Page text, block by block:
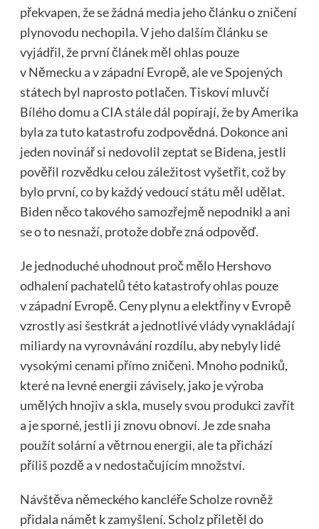
překvapen, že se žádná media jeho článku o zničení
plynovodu nechopila.V jeho dalšímčlánku se
vyjádřil, že první článek měl ohlas pouze
v Německu a v západní Evropě, ale ve Spojených
státech byl naprosto potlačen. Tiskoví mluvčí
Bílého domu a CIA stále dál popírají, že by Amerika
byla za tuto katastrofu zodpovědná. Dokonce ani
jeden novinář si nedovolil zeptat se Bidena, jestli
pověřil rozvědku celou záležitost vyšetřit, což by
bylo první, co by každý vedoucí státu měl udělat.
Biden něco takového samozřejmě nepodnikl a ani
se o to nesnaží, protože dobře zná odpověď.
Je jednoduché uhodnout proč mělo Hershovo
odhalení pachatelů této katastrofy ohlas pouze
v západní Evropě. Ceny plynu a elektřiny v Evropě
vzrostly asi šestkrát a jednotlivé vlády vynakládají
miliardy na vyrovnávání rozdílu, aby nebyly lidé
vysokými cenami přímo zničeni. Mnoho podniků,
které na levné energii závisely, jako je výroba
umělých hnojiv a skla, musely svou produkci zavřít
a je sporné, jestli ji znovu obnoví. Je zde snaha
použít solární a větrnou energii, ale ta přichází
příliš pozdě a v nedostačujícím množství.
Návštěva německého kancléře Scholze rovněž
přidala námět k zamyšlení. Scholz přiletěl do